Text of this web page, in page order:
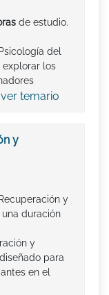
de estudio.
del
explorar los
ver temario
y
y
una duración
y
para
en el